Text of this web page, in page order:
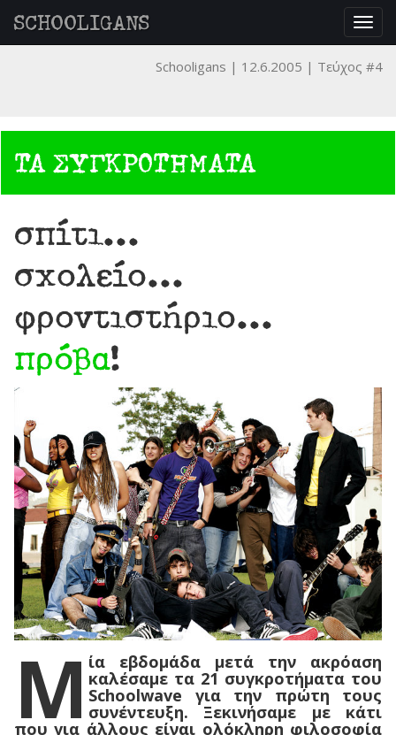
SCHOOLIGANS
Schooligans 12.6.2005 Τεύχος #4
ΤΑ ΣΥΓΚΡΟΤΗΜΑΤΑ
σπίτι...
σχολείο...
φροντιστήριο...
πρόβα!
Μ ία εβδομάδα μετά την ακρόαση
καλέσαμε τα 21 συγκροτήματα του
Schoolwave για την πρώτη τους
συνέντευξη. Ξεκινήσαμε με κάτι
που για άλλους είναι ολόκληρη φιλοσοφία